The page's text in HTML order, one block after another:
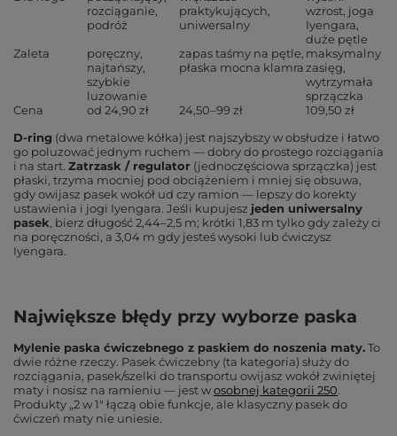
rozciąganie,
podróż
praktykujących,
uniwersalny
wzrost, joga
Iyengara,
duże pętle
Zaleta
poręczny,
najtańszy,
szybkie
luzowanie
zapas taśmy na pętle,
płaska mocna klamra
maksymalny
zasięg,
wytrzymała
sprzączka
Cena
od 24,90 zł 24,50–99 zł
109,50 zł
D-ring (dwa metalowe kółka) jest najszybszy w obsłudze i łatwo
go poluzować jednym ruchem — dobry do prostego rozciągania
i na start. Zatrzask / regulator (jednoczęściowa sprzączka) jest
płaski, trzyma mocniej pod obciążeniem i mniej się obsuwa,
gdy owijasz pasek wokół ud czy ramion — lepszy do korekty
ustawienia i jogi Iyengara. Jeśli kupujesz jeden uniwersalny
pasek, bierz długość 2,44–2,5 m; krótki 1,83 m tylko gdy zależy ci
na poręczności, a 3,04 m gdy jesteś wysoki lub ćwiczysz
Iyengara.
Największe błędy przy wyborze paska
Mylenie paska ćwiczebnego z paskiem do noszenia maty.To
dwie różne rzeczy. Pasek ćwiczebny (ta kategoria) służy do
rozciągania, pasek/szelki do transportu owijasz wokół zwiniętej
maty i nosisz na ramieniu — jest wosobnej kategorii 250.
Produkty „2 w 1" łączą obie funkcje, ale klasyczny pasek do
ćwiczeń maty nie uniesie.